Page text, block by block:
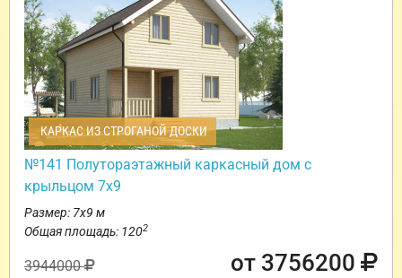
КАРКАС ИЗ СТРОГАНОЙ ДОСКИ
№141 Полутораэтажный каркасный дом с
крыльцом 7х9
Размер: 7х9 м
Общая площадь: 1202
3944000 от 3756200